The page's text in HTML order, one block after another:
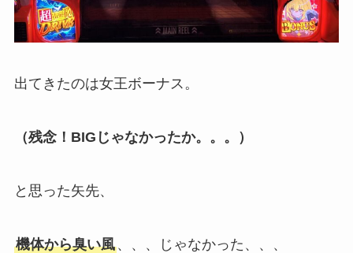
出てきたのは女王ボーナス。
（残念！BIGじゃなかったか。。。）
と思った矢先、
機体から臭い風、、、じゃなかった、、、